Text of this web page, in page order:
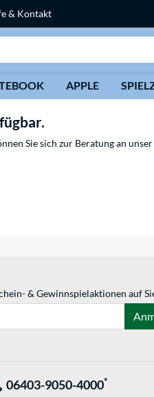
& Kontakt
APPLE
Sie sich zur Beratung an
& Gewinnspielaktionen auf
06403-9050-4000*